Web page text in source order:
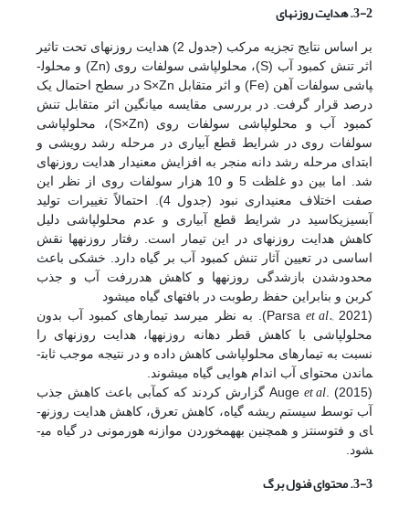
3-2. هدایت روزنه ای
بر اساس نتایج تجزیه مرکب (جدول 2) هدایت روزنه­ای تحت تاثیر
اثر تنش کمبود آب (S)، محلول­پاشی سولفات روی (Zn) و محلول­
پاشی سولفات آهن (Fe) و اثر متقابل S×Zn در سطح احتمال یک
درصد قرار گرفت. در بررسی مقایسه میانگین اثر متقابل تنش
کمبود آب و محلول­پاشی سولفات روی (S×Zn)، محلول­پاشی
سولفات روی در شرایط قطع آبیاری در مرحله رشد رویشی و
ابتدای مرحله رشد دانه منجر به افزایش معنی­دار هدایت روزنه­ای
شد. اما بین دو غلظت 5 و 10 هزار سولفات روی از نظر این
صفت اختلاف معنی­داری نبود (جدول 4). احتمالاً تغییرات تولید
آبسیزیک­اسید در شرایط قطع آبیاری و عدم محلول­پاشی دلیل
کاهش هدایت روزنه­ای در این تیمار است. رفتار روزنه­ها نقش
اساسی در تعیین آثار تنش کمبود آب بر گیاه دارد. خشکی باعث
محدود­شدن بازشدگی روزنه­ها و کاهش هدر­رفت آب و جذب
کربن و بنابراین حفظ رطوبت در بافت­های گیاه می­شود
(Parsa
et al.,
2021). به نظر می­رسد تیمارهای کمبود آب بدون
محلول­پاشی با کاهش قطر دهانه روزنه­ها، هدایت روزنه­ای را
نسبت به تیمارهای محلول­پاشی کاهش داده و در نتیجه موجب ثابت­
ماندن محتوای آب اندام هوایی گیاه می­شوند.
Auge et al
. (2015) گزارش کردند که کم­آبی باعث کاهش جذب
آب توسط سیستم ریشه گیاه، کاهش تعرق، کاهش هدایت روزنه­
ای و فتوسنتز و همچنین به­هم­خوردن موازنه هورمونی در گیاه می­
شود.
3-3. محتوای فنول برگ